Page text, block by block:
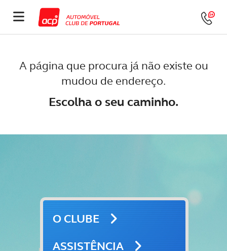
A página que procura já não existe ou
mudou de endereço.
Escolha o seu caminho.
O CLUBE
ASSISTÊNCIA